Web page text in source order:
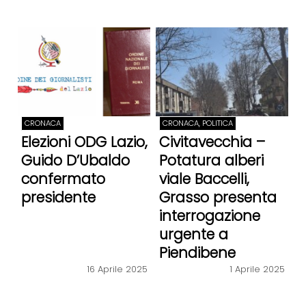
CRONACA
Elezioni ODG Lazio,
Guido D’Ubaldo
confermato
presidente
16 Aprile 2025
CRONACA, POLITICA
Civitavecchia –
Potatura alberi
viale Baccelli,
Grasso presenta
interrogazione
urgente a
Piendibene
1 Aprile 2025